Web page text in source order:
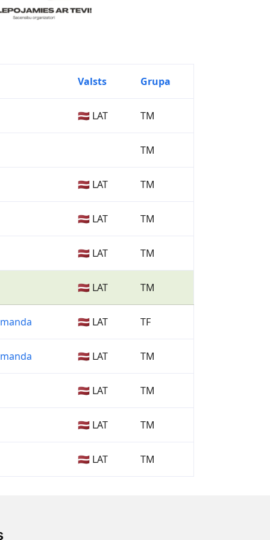
Valsts Grupa
🇱🇻 LAT TM
TM
🇱🇻 LAT TM
🇱🇻 LAT TM
🇱🇻 LAT TM
🇱🇻 LAT TM
🇱🇻 LAT TF
🇱🇻 LAT TM
🇱🇻 LAT TM
🇱🇻 LAT TM
🇱🇻 LAT TM